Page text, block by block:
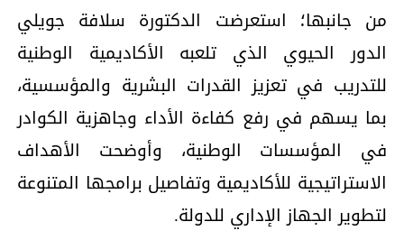
من جانبها؛ استعرضت الدكتورة سلافة جويلي
الدور الحيوي الذي تلعبه الأكاديمية الوطنية
للتدريب في تعزيز القدرات البشرية والمؤسسية،
بما يسهم في رفع كفاءة الأداء وجاهزية الكوادر
في المؤسسات الوطنية، وأوضحت الأهداف
الاستراتيجية للأكاديمية وتفاصيل برامجها المتنوعة
لتطوير الجهاز الإداري للدولة.